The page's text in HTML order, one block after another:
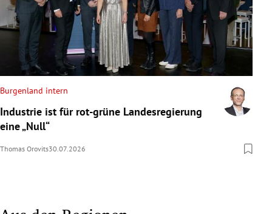
Burgenland intern
Industrie ist für rot-grüne Landesregierung
eine „Null“
Thomas Orovits30.07.2026